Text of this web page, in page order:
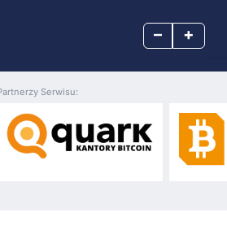
– +
Serwisu: